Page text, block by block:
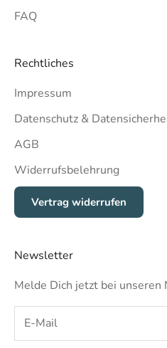
FAQ
Rechtliches
Impressum
Datenschutz &
AGB
Widerrufsbelehrung
Vertrag widerrufen
Newsletter
Melde Dich jetzt bei unseren